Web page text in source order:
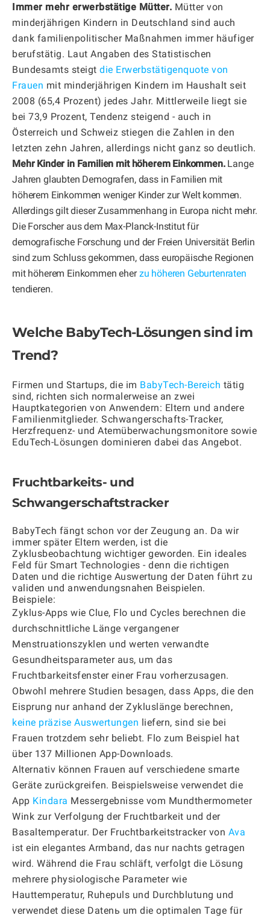
Immer mehr erwerbstätige Mütter. Mütter von
minderjährigen Kindern in Deutschland sind auch
dank familienpolitischer Maßnahmen immer häufiger
berufstätig. Laut Angaben des Statistischen
Bundesamts steigt die Erwerbstätigenquote von
Frauen mit minderjährigen Kindern im Haushalt seit
2008 (65,4 Prozent) jedes Jahr. Mittlerweile liegt sie
bei 73,9 Prozent, Tendenz steigend - auch in
Österreich und Schweiz stiegen die Zahlen in den
letzten zehn Jahren, allerdings nicht ganz so deutlich.
Mehr Kinder in Familien mit höherem Einkommen. Lange
Jahren glaubten Demografen, dass in Familien mit
höherem Einkommen weniger Kinder zur Welt kommen.
Allerdings gilt dieser Zusammenhang in Europa nicht mehr.
Die Forscher aus dem Max-Planck-Institut für
demografische Forschung und der Freien Universität Berlin
sind zum Schluss gekommen, dass europäische Regionen
mit höherem Einkommen eherzu höheren Geburtenraten
tendieren.
Welche BabyTech-Lösungen sind im
Trend?
Firmen und Startups, die im BabyTech-Bereich tätig
sind, richten sich normalerweise an zwei
Hauptkategorien von Anwendern: Eltern und andere
Familienmitglieder. Schwangerschafts-Tracker,
Herzfrequenz- und Atemüberwachungsmonitore sowie
EduTech-Lösungen dominieren dabei das Angebot.
Fruchtbarkeits- und
Schwangerschaftstracker
BabyTech fängt schon vor der Zeugung an. Da wir
immer später Eltern werden, ist die
Zyklusbeobachtung wichtiger geworden. Ein ideales
Feld für Smart Technologies - denn die richtigen
Daten und die richtige Auswertung der Daten führt zu
validen und anwendungsnahen Beispielen.
Beispiele:
Zyklus-Apps wie Clue, Flo und Cycles berechnen die
durchschnittliche Länge vergangener
Menstruationszyklen und werten verwandte
Gesundheitsparameter aus, um das
Fruchtbarkeitsfenster einer Frau vorherzusagen.
Obwohl mehrere Studien besagen, dass Apps, die den
Eisprung nur anhand der Zykluslänge berechnen,
keine präzise Auswertungen liefern, sind sie bei
Frauen trotzdem sehr beliebt. Flo zum Beispiel hat
über 137 Millionen App-Downloads.
Alternativ können Frauen auf verschiedene smarte
Geräte zurückgreifen. Beispielsweise verwendet die
App Kindara Messergebnisse vom Mundthermometer
Wink zur Verfolgung der Fruchtbarkeit und der
Basaltemperatur. Der Fruchtbarkeitstracker von Ava
ist ein elegantes Armband, das nur nachts getragen
wird. Während die Frau schläft, verfolgt die Lösung
mehrere physiologische Parameter wie
Hauttemperatur, Ruhepuls und Durchblutung und
verwendet diese Datenь um die optimalen Tage für